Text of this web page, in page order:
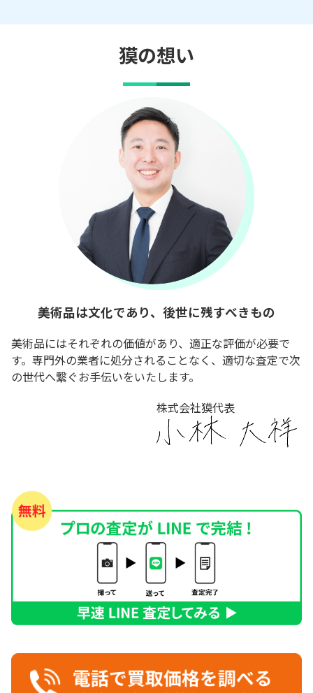
獏の想い
美術品は文化であり、後世に残すべきもの
美術品にはそれぞれの価値があり、適正な評価が必要で
す。専門外の業者に処分されることなく、適切な査定で次
の世代へ繋ぐお手伝いをいたします。
株式会社獏代表